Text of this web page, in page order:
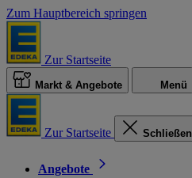
Zum Hauptbereich springen
Zur Startseite
Markt & Angebote Menü
Zur Startseite Schließen
Angebote